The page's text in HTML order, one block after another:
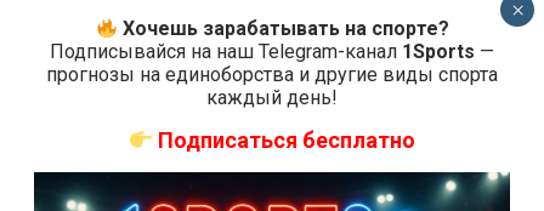
коэффициенты
2 недели тому назад Решит Сабитов
Хочешь зарабатывать на спорте?
Подписывайся на наш Telegram-канал 1Sports —
прогнозы на единоборства и другие виды спорта
каждый день!
Подписаться бесплатно
×